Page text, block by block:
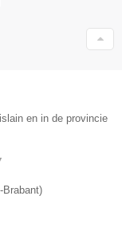
en in de provincie
Brabant)